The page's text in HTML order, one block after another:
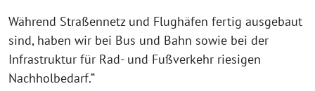
Während Straßennetz und Flughäfen fertig ausgebaut
sind, haben wir bei Bus und Bahn sowie bei der
Infrastruktur für Rad- und Fußverkehr riesigen
Nachholbedarf.“